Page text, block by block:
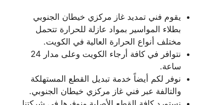
يقوم فني تمديد غاز مركزي خيطان الجنوبي
بطلاء المواسير بمواد عازلة للحرارة تتحمل
مختلف أنواع الحرارة العالية في الكويت.
نتوافر في كافة أرجاء الكويت وعلى مدار 24
ساعة.
نوفر لكم أيضاً خدمة تبديل القطع المستهلكة
والتالفة عبر فني غاز مركزي خيطان الجنوبي.